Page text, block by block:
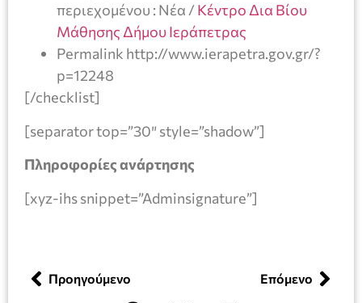
περιεχομένου : Νέα /Κέντρο Δια Βίου
Μάθησης Δήμου Ιεράπετρας
Permalink http://www.ierapetra.gov.gr/?
p=12248
[/checklist]
[separator top=”30″ style=”shadow”]
Πληροφορίες ανάρτησης
[xyz-ihs snippet=”Adminsignature”]
Προηγούμενο Επόμενο